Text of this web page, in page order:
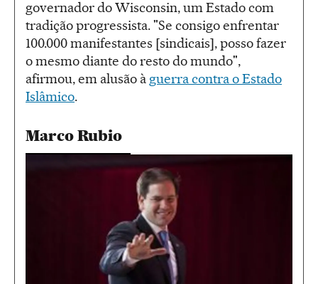
governador do Wisconsin, um Estado com
tradição progressista. "Se consigo enfrentar
100.000 manifestantes [sindicais], posso fazer
o mesmo diante do resto do mundo",
afirmou, em alusão à guerra contra o Estado
Islâmico.
Marco Rubio